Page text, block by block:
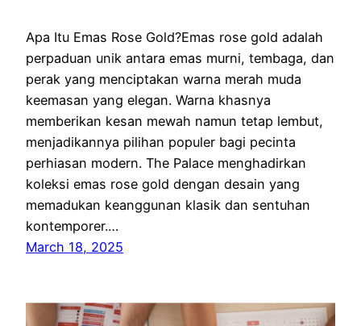
Apa Itu Emas Rose Gold?Emas rose gold adalah
perpaduan unik antara emas murni, tembaga, dan
perak yang menciptakan warna merah muda
keemasan yang elegan. Warna khasnya
memberikan kesan mewah namun tetap lembut,
menjadikannya pilihan populer bagi pecinta
perhiasan modern. The Palace menghadirkan
koleksi emas rose gold dengan desain yang
memadukan keanggunan klasik dan sentuhan
kontemporer.…
March 18, 2025